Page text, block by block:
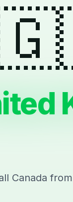
Canada